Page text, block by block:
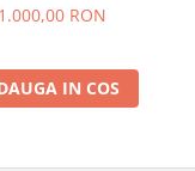
1.000,00 RON
IN COS